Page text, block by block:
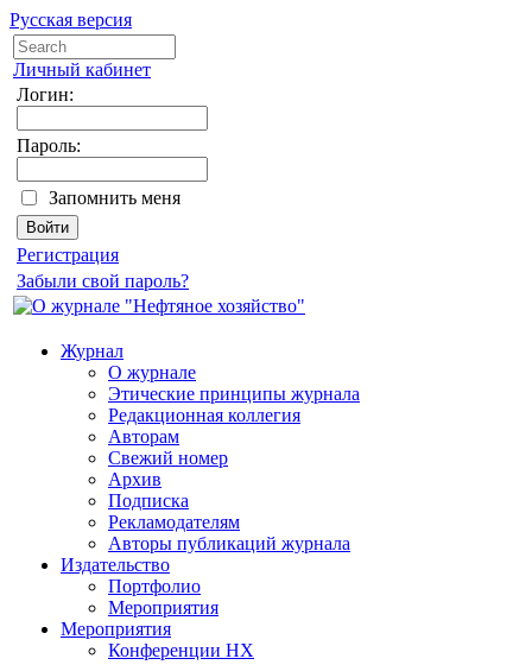
Русская версия
Личный кабинет
Логин:
Пароль:
Запомнить меня
Регистрация
Забыли свой пароль?
Журнал
О журнале
Этические принципы журнала
Редакционная коллегия
Авторам
Свежий номер
Архив
Подписка
Рекламодателям
Авторы публикаций журнала
Издательство
Портфолио
Мероприятия
Мероприятия
Конференции НХ